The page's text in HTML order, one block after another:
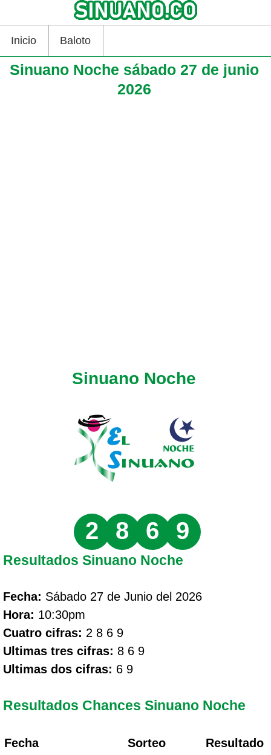
Inicio Baloto
Sinuano Noche sábado 27 de junio
2026
Sinuano Noche
2 8 6 9
Resultados Sinuano Noche
Fecha: Sábado 27 de Junio del 2026
Hora: 10:30pm
Cuatro cifras: 2 8 6 9
Ultimas tres cifras: 8 6 9
Ultimas dos cifras: 6 9
Resultados Chances Sinuano Noche
Fecha Sorteo Resultado